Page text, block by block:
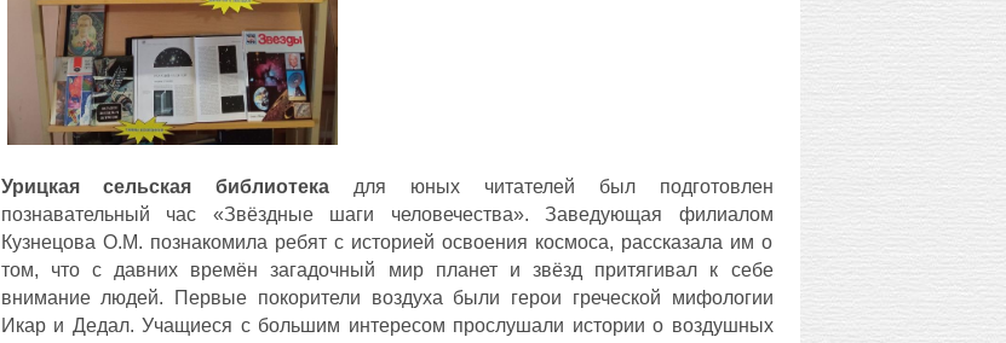
Урицкая сельская библиотека для юных читателей был подготовлен
познавательный час «Звёздные шаги человечества». Заведующая филиалом
Кузнецова О.М. познакомила ребят с историей освоения космоса, рассказала им о
том, что с давних времён загадочный мир планет и звёзд притягивал к себе
внимание людей. Первые покорители воздуха были герои греческой мифологии
Икар и Дедал. Учащиеся с большим интересом прослушали истории о воздушных